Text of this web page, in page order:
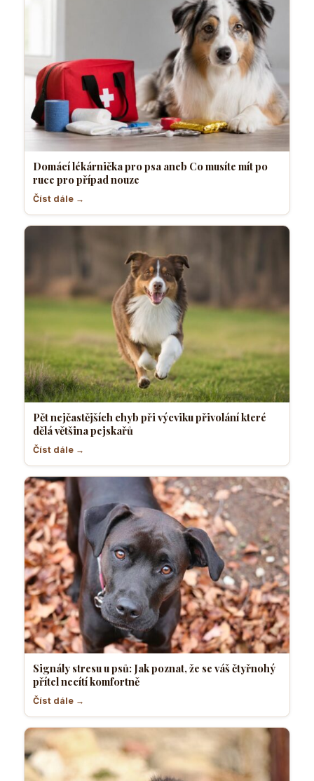
Domácí lékárnička pro psa aneb Co musíte mít po
ruce pro případ nouze
Číst dále →
Pět nejčastějších chyb při výcviku přivolání které
dělá většina pejskařů
Číst dále →
Signály stresu u psů: Jak poznat, že se váš čtyřnohý
přítel necítí komfortně
Číst dále →